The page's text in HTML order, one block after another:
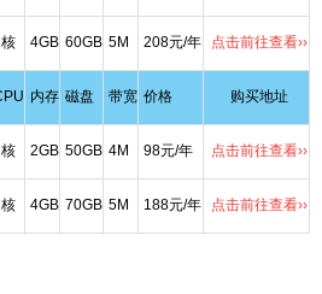
4GB 60GB 5M 208元/年 点击前往查看››
内存 磁盘 带宽 价格 购买地址
2GB 50GB 4M 98元/年 点击前往查看››
4GB 70GB 5M 188元/年 点击前往查看››